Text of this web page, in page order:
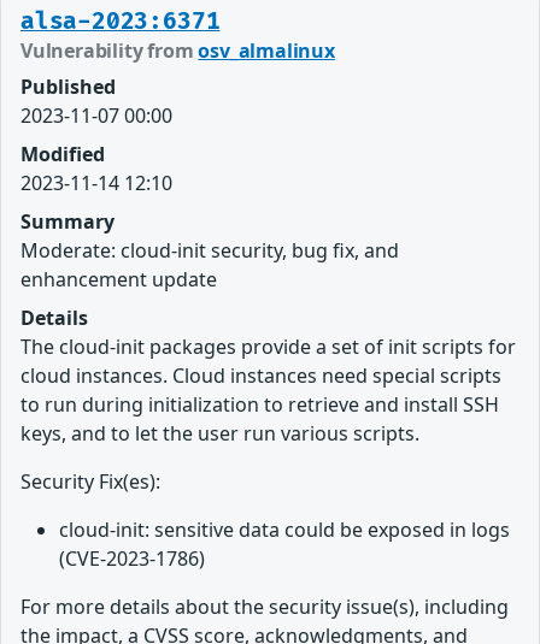
alsa-2023:6371
Vulnerability fromosv_almalinux
Published
2023-11-07 00:00
Modified
2023-11-14 12:10
Summary
Moderate: cloud-init security, bug fix, and
enhancement update
Details
The cloud-init packages provide a set of init scripts for
cloud instances. Cloud instances need special scripts
to run during initialization to retrieve and install SSH
keys, and to let the user run various scripts.
Security Fix(es):
cloud-init: sensitive data could be exposed in logs
(CVE-2023-1786)
For more details about the security issue(s), including
the impact, a CVSS score, acknowledgments, and